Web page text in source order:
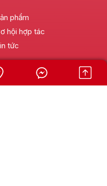
phẩm
hội hợp tác
tức